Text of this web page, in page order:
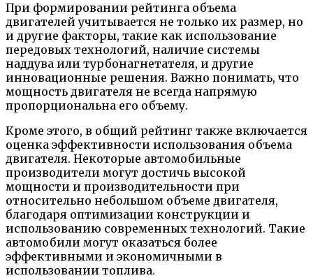
При формировании рейтинга объема
двигателей учитывается не только их размер, но
и другие факторы, такие как использование
передовых технологий, наличие системы
наддува или турбонагнетателя, и другие
инновационные решения. Важно понимать, что
мощность двигателя не всегда напрямую
пропорциональна его объему.
Кроме этого, в общий рейтинг также включается
оценка эффективности использования объема
двигателя. Некоторые автомобильные
производители могут достичь высокой
мощности и производительности при
относительно небольшом объеме двигателя,
благодаря оптимизации конструкции и
использованию современных технологий. Такие
автомобили могут оказаться более
эффективными и экономичными в
использовании топлива.